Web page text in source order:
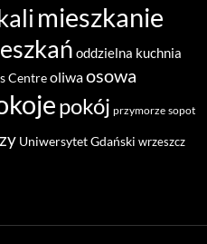
mieszkanie
oddzielna kuchnia
Centreoliwaosowa
pokój przymorze sopot
Uniwersytet Gdański wrzeszcz